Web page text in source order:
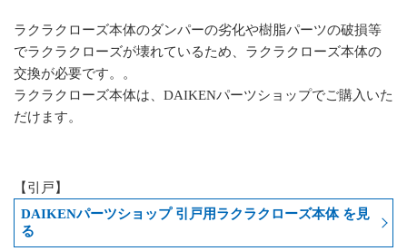
ラクラクローズ本体のダンパーの劣化や樹脂パーツの破損等
でラクラクローズが壊れているため、ラクラクローズ本体の
交換が必要です。。
ラクラクローズ本体は、DAIKENパーツショップでご購入いた
だけます。
【引戸】
DAIKENパーツショップ 引戸用ラクラクローズ本体 を見
る